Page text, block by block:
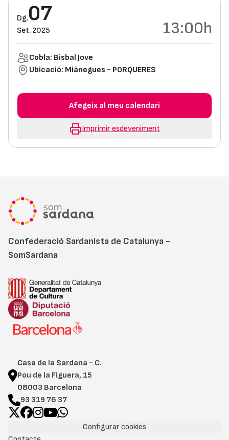
Dg.07
Set. 2025 13:00h
Cobla: Bisbal Jove
Ubicació: Miànegues - PORQUERES
Afegeix al meu calendari
Imprimir esdeveniment
Confederació Sardanista de Catalunya -
SomSardana
Casa de la Sardana - C.
Pou de la Figuera, 15
08003 Barcelona
93 319 76 37
Configurar cookies